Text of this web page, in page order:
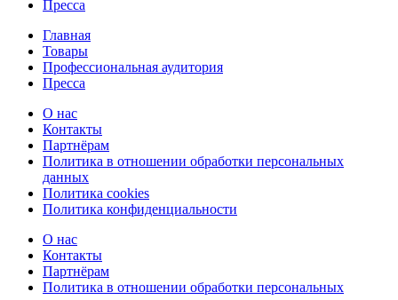
Пресса
Главная
Товары
Профессиональная аудитория
Пресса
О нас
Контакты
Партнёрам
Политика в отношении обработки персональных
данных
Политика cookies
Политика конфиденциальности
О нас
Контакты
Партнёрам
Политика в отношении обработки персональных